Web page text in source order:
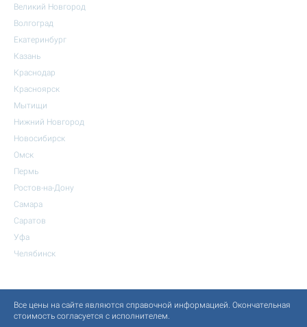
Великий Новгород
Волгоград
Екатеринбург
Казань
Краснодар
Красноярск
Мытищи
Нижний Новгород
Новосибирск
Омск
Пермь
Ростов-на-Дону
Самара
Саратов
Уфа
Челябинск
Все цены на сайте являются справочной информацией. Окончательная
стоимость согласуется с исполнителем.